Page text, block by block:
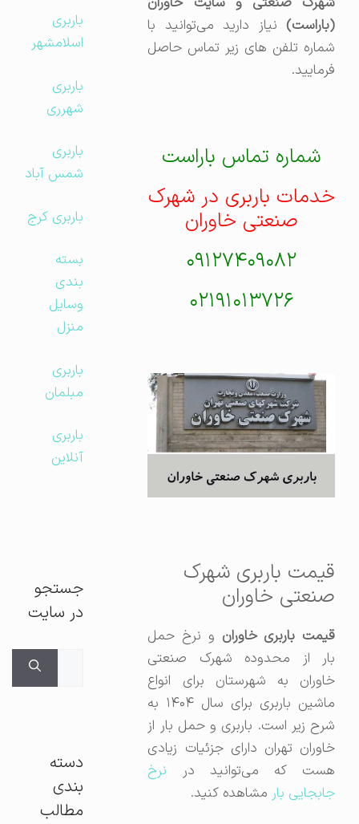
(باراست)نیاز دارید می‌توانید با
شماره تلفن های زیر تماس حاصل
فرمایید.
شماره تماس باراست
خدمات باربری در شهرک
صنعتی خاوران
۰۹۱۲۷۴۰۹۰۸۲
۰۲۱۹۱۰۱۳۷۲۶
قیمت باربری شهرک
صنعتی خاوران
قیمت باربری خاورانو نرخ حمل
بار از محدوده شهرک صنعتی
خاوران به شهرستان برای انواع
ماشین باربری برای سال ۱۴۰۴ به
شرح زیر است. باربری و حمل بار از
خاوران تهران دارای جزئیات زیادی
هست که می‌توانید درنرخ
جابجایی بارمشاهده کنید.
باربری
اسلامشهر
باربری
شهرری
باربری
شمس آباد
باربری کرج
بسته
بندی
وسایل
منزل
باربری
مبلمان
باربری
آنلاین
جستجو
در سایت
دسته
بندی
مطالب